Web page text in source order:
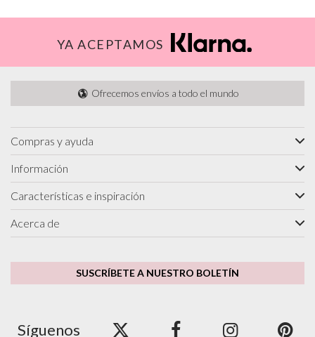
YA ACEPTAMOS
Ofrecemos envíos a todo el mundo
Compras y ayuda
Información
Características e inspiración
Acerca de
SUSCRÍBETE A NUESTRO BOLETÍN
Síguenos